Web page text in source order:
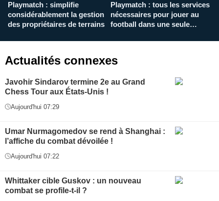
Playmatch : simplifie
considérablement la gestion
des propriétaires de terrains
Playmatch : tous les services
nécessaires pour jouer au
football dans une seule
Actualités connexes
Javohir Sindarov termine 2e au Grand
Chess Tour aux États-Unis !
Aujourd'hui 07:29
Umar Nurmagomedov se rend à Shanghai :
l’affiche du combat dévoilée !
Aujourd'hui 07:22
Whittaker cible Guskov : un nouveau
combat se profile-t-il ?